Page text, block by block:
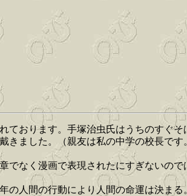
ております。手塚治虫氏はうちのすぐ
ました。（親友は私の中学の校長で
なく漫画で表現されたにすぎないの
人間の行動により人間の命運は決ま